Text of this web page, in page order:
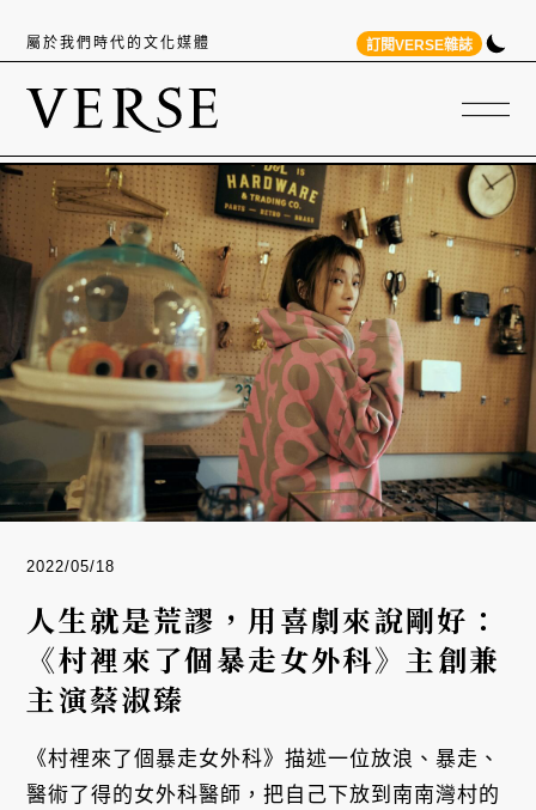
屬於我們時代的文化媒體 訂閱VERSE雜誌
2022/05/18
人生就是荒謬，用喜劇來說剛好：
《村裡來了個暴走女外科》主創兼
主演蔡淑臻
《村裡來了個暴走女外科》描述一位放浪、暴走、
醫術了得的女外科醫師，把自己下放到南南灣村的